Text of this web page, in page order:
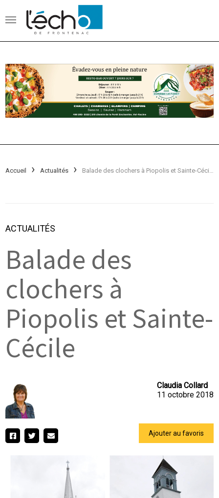
Accueil Actualités
ACTUALITÉS
Balade des
clochers à
Piopolis et Sainte-
Cécile
Claudia Collard
11 octobre 2018
Ajouter au favoris